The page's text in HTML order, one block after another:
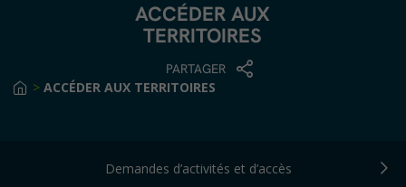
ACCÉDER AUX
TERRITOIRES
PARTAGER
> ACCÉDER AUX TERRITOIRES
Demandes d’activités et d’accès